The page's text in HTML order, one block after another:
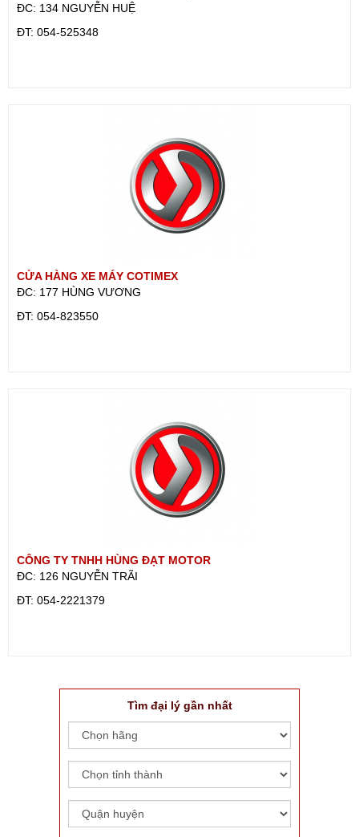
ĐC: 134 NGUYỄN HUỆ
ÐT: 054-525348
CỬA HÀNG XE MÁY COTIMEX
ĐC: 177 HÙNG VƯƠNG
ÐT: 054-823550
CÔNG TY TNHH HÙNG ĐẠT MOTOR
ĐC: 126 NGUYỄN TRÃI
ÐT: 054-2221379
Tìm đại lý gần nhất